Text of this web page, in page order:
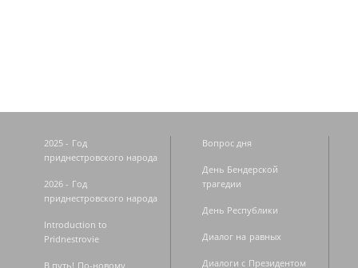
2025 - Год
приднестровского народа
2026 - Год
приднестровского народа
Introduction to
Pridnestrovie
В путь! По-новому
Вопрос дня
День Бендерской
трагедии
День Республики
Диалог на равных
Диалоги с Президентом